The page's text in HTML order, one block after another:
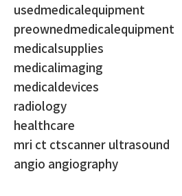
usedmedicalequipment
preownedmedicalequipment
medicalsupplies
medicalimaging
medicaldevices
radiology
healthcare
mri ct ctscanner ultrasound
angio angiography